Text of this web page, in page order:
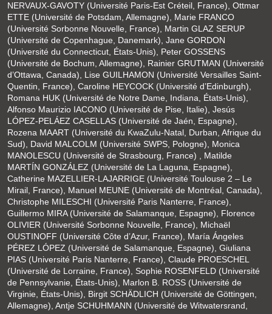
NERVAUX-GAVOTY (Université Paris-Est Créteil, France), Ottmar
ETTE (Université de Potsdam, Allemagne), Marie FRANCO
(Université Sorbonne Nouvelle, France), Martin GLAZ SERUP
(Université de Copenhague, Danemark), Jane GORDON
(Université du Connecticut, États-Unis), Peter GOSSENS
(Université de Bochum, Allemagne), Rainier GRUTMAN (Université
d’Ottawa, Canada), Lise GUILHAMON (Université Versailles Saint-
Quentin, France), Caroline HEYCOCK (Université d’Edinburgh),
Romana HUK (Université de Notre Dame, Indiana, États-Unis),
Alfonso Maurizio IACONO (Université de Pise, Italie), Jesús
LÓPEZ-PELÁEZ CASELLAS (Université de Jaén, Espagne),
Rozena MAART (Université du KwaZulu-Natal, Durban, Afrique du
Sud), David MALCOLM (Université SWPS, Pologne), Monica
MANOLESCU (Université de Strasbourg, France) , Matilde
MARTÍN GONZÁLEZ (Université de La Laguna, Espagne),
Catherine MAZELLIER-LAJARRIGE (Université Toulouse 2 – Le
Mirail, France), Manuel MEUNE (Université de Montréal, Canada),
Christophe MILESCHI (Université Paris Nanterre, France),
Guillermo MIRA (Université de Salamanque, Espagne), Florence
OLIVIER (Université Sorbonne Nouvelle, France), Michaël
OUSTINOFF (Université Côte d’Azur, France), María Ángeles
PÉREZ LÓPEZ (Université de Salamanque, Espagne), Giuliana
PIAS (Université Paris Nanterre, France), Claude PROESCHEL
(Université de Lorraine, France), Sophie ROSENFELD (Université
de Pennsylvanie, États-Unis), Marlon B. ROSS (Université de
Virginie, États-Unis), Birgit SCHÄDLICH (Université de Göttingen,
Allemagne), Antje SCHUHMANN (Université de Witwatersrand,